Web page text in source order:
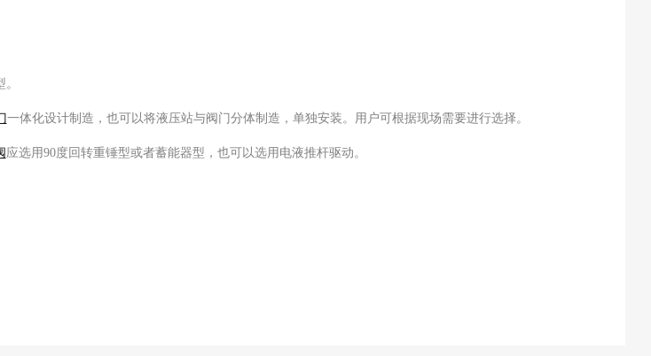
一体化设计制造，也可以将液压站与阀门分体制造，单独安装。用户可根据现场需要进行选择。
应选用90度回转重锤型或者蓄能器型，也可以选用电液推杆驱动。